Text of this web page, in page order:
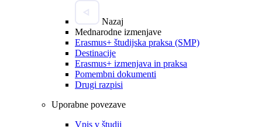
Nazaj
Mednarodne izmenjave
Erasmus+ študijska praksa (SMP)
Destinacije
Erasmus+ izmenjava in praksa
Pomembni dokumenti
Drugi razpisi
Uporabne povezave
Vpis v študij